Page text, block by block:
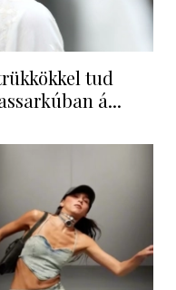
tud
á...